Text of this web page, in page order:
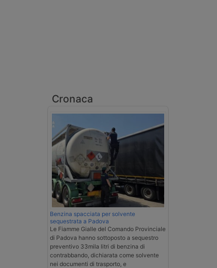
Cronaca
Benzina spacciata per solvente
sequestrata a Padova
Le Fiamme Gialle del Comando Provinciale
di Padova hanno sottoposto a sequestro
preventivo 33mila litri di benzina di
contrabbando, dichiarata come solvente
nei documenti di trasporto, e